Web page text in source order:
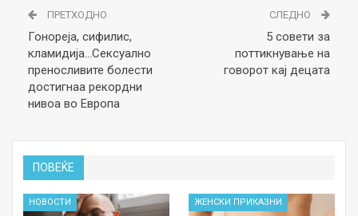
ПРЕТХОДНО
Гонореја, сифилис,
кламидија…Сексуално
преносливите болести
достигнаа рекордни
нивоа во Европа
СЛЕДНО
5 совети за
поттикнување на
говорот кај децата
ПОВЕЌЕ
НОВОСТИ ЖЕНСКИ ПРИКАЗНИ